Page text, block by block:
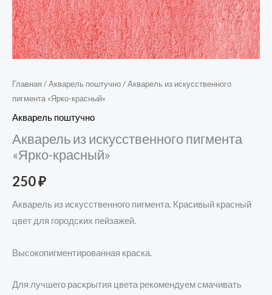
Главная /Акварель поштучно/ Акварель из искусственного
пигмента «Ярко-красный»
Акварель поштучно
Акварель из искусственного пигмента
«Ярко-красный»
250₽
Акварель из искусственного пигмента. Красивый красный
цвет для городских пейзажей.
Высокопигментированная краска.
Для лучшего раскрытия цвета рекомендуем смачивать